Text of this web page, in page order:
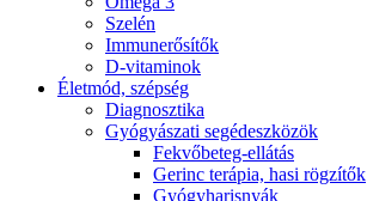
Szelén
Immunerősítők
D-vitaminok
Életmód, szépség
Diagnosztika
Gyógyászati segédeszközök
Fekvőbeteg-ellátás
Gerinc terápia, hasi rögzítők
Gyógyharisnyák